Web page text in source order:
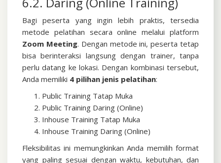
Bagi peserta yang ingin lebih praktis, tersedia
metode pelatihan secara online melalui platform
Zoom Meeting. Dengan metode ini, peserta tetap
bisa berinteraksi langsung dengan trainer, tanpa
perlu datang ke lokasi. Dengan kombinasi tersebut,
Anda memiliki 4 pilihan jenis pelatihan:
Public Training Tatap Muka
Public Training Daring (Online)
Inhouse Training Tatap Muka
Inhouse Training Daring (Online)
Fleksibilitas ini memungkinkan Anda memilih format
yang paling sesuai dengan waktu, kebutuhan, dan